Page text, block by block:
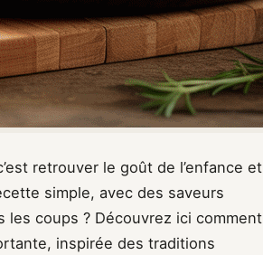
retrouver le goût de l’enfance et
simple, avec des saveurs
coups ? Découvrez ici comment
inspirée des traditions